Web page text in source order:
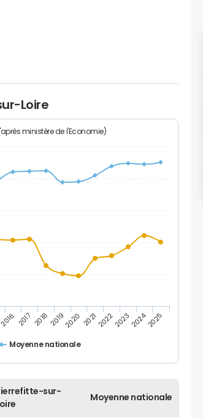
Loire
ministère de l'Economie)
Moyenne nationale
2016 2017 201820192020 20212022202320242025
sur-
Moyenne nationale